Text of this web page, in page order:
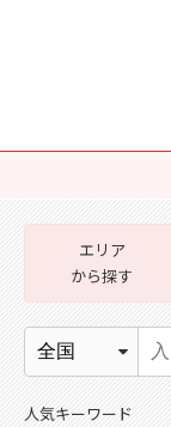
エリア
から探す
人気キーワード